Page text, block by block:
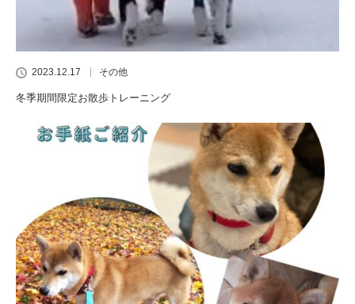
2023.12.17 その他
冬季期間限定お散歩トレーニング